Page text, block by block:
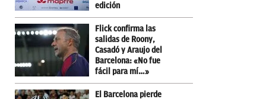
edición
Flick confirma las
salidas de Roony,
Casadó y Araujo del
Barcelona: «No fue
fácil para mí…»
El Barcelona pierde